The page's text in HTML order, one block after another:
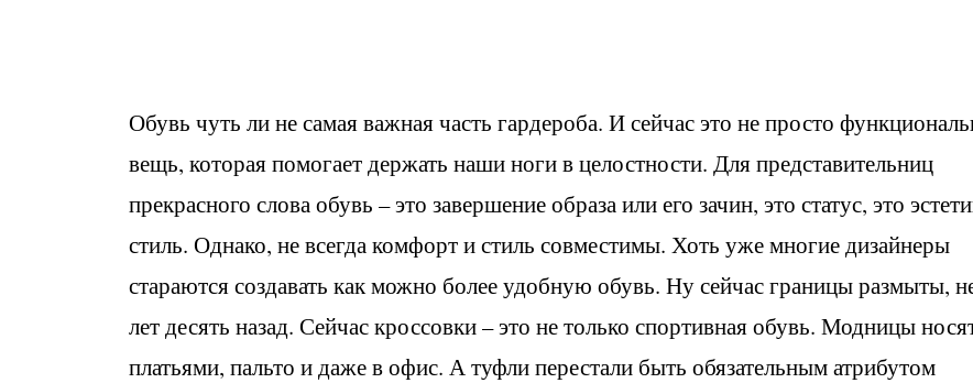
Обувь чуть ли не самая важная часть гардероба. И сейчас это не просто
вещь, которая помогает держать наши ноги в целостности. Для представительниц
прекрасного слова обувь – это завершение образа или его зачин, это статус, это
стиль. Однако, не всегда комфорт и стиль совместимы. Хоть уже многие дизайнеры
стараются создавать как можно более удобную обувь. Ну сейчас границы размыты,
лет десять назад. Сейчас кроссовки – это не только спортивная обувь. Модницы
платьями, пальто и даже в офис. А туфли перестали быть обязательным атрибутом